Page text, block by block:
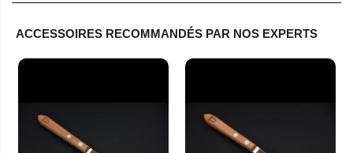
ACCESSOIRES RECOMMANDÉS PAR NOS EXPERTS